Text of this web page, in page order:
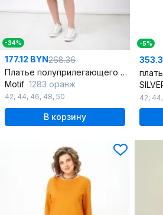
-34%
177.12 BYN268.36
Платье полуприлегающего силуэта с открытыми плечами, летнее
Motif 1283 оранж
42, 44, 46, 48, 50
В корзину
-5%
42, 44,